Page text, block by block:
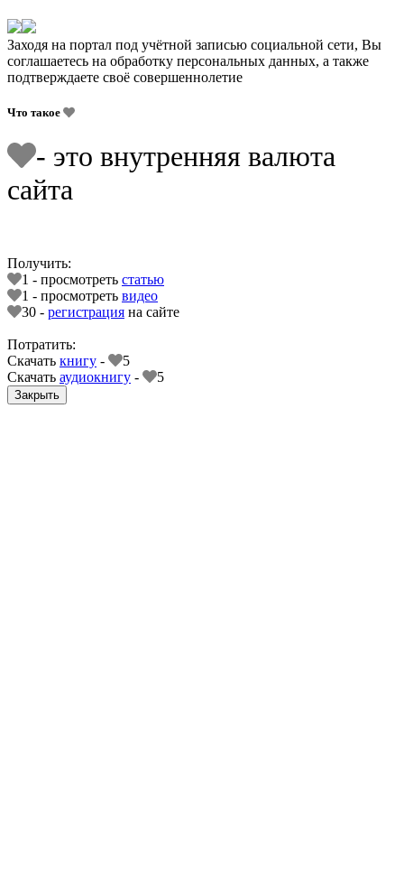
Заходя на портал под учётной записью социальной сети, Вы
соглашаетесь на обработку персональных данных, а также
подтверждаете своё совершеннолетие
Что такое
- это внутренняя валюта
сайта
Получить:
1 - просмотреть статью
1 - просмотреть видео
30 - регистрация на сайте
Потратить:
Скачать книгу -
5
Скачать аудиокнигу - 5
Закрыть